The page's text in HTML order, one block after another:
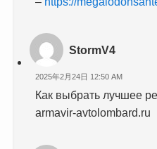
StormV4
2025年2月24日 12:50 AM
Как выбрать лучшее
armavir-avtolombard.ru